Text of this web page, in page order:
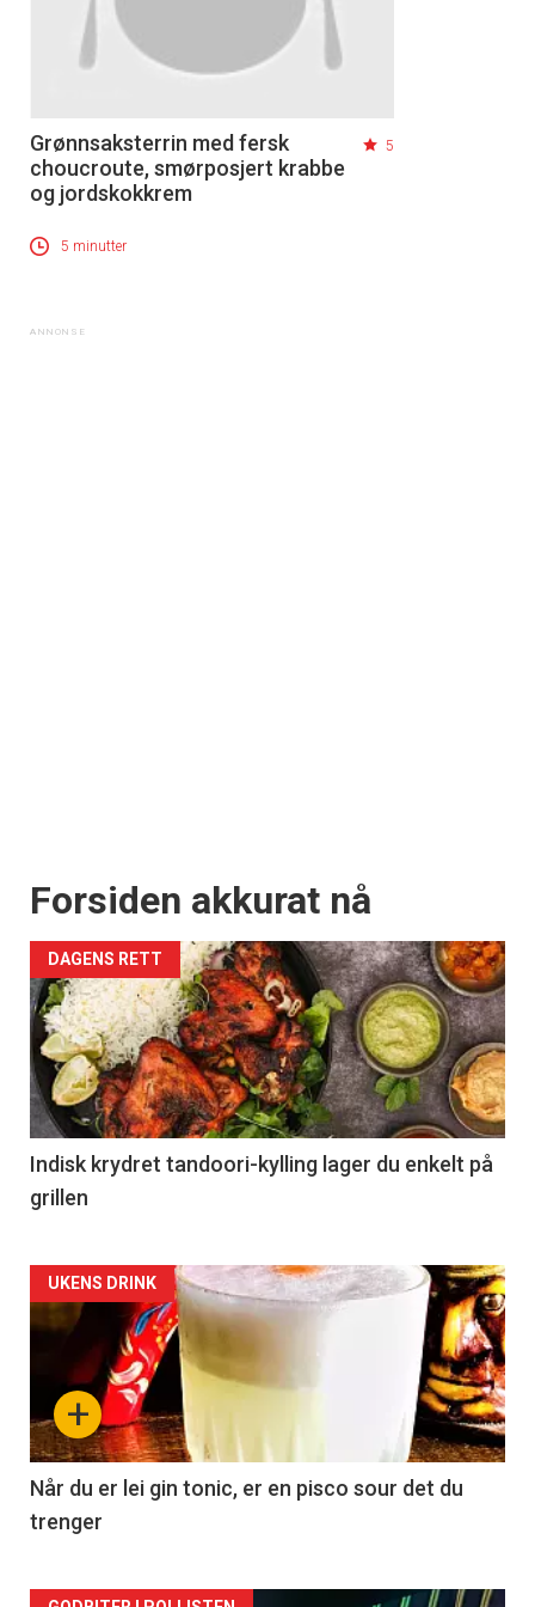
Grønnsaksterrin med fersk
choucroute, smørposjert krabbe
og jordskokkrem
5
5 minutter
Forsiden akkurat nå
DAGENS RETT
Indisk krydret tandoori-kylling lager du enkelt på
grillen
Forsiden
akkurat
nå
-
2
+
UKENS DRINK
Når du er lei gin tonic, er en pisco sour det du
trenger